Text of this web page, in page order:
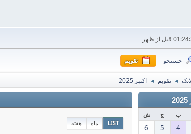
جستجو تقویم
◄ تقویم ◄ اکتبر 2025
پ ج ش
4
5
6
LIST ماه هفته